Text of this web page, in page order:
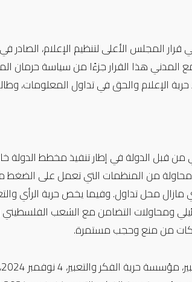
المدني هذا القرار جزءًا من سياسة حرمان
الإعلام والحق في تداول المعلومات،
قبل الدولة في إطار تنفيذ مخطط الدولة
محاولة من المنظمات التي تعمل على الضغط
مازال محل تداول.وفيما يخص حرية الرأي
ومحاولات التضامن مع الشعب الفلسطيني
من منع وحجب مستمرة.